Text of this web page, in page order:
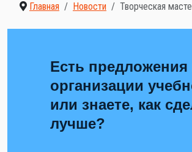
Главная Новости Творческая
Есть предложения
организации
или знаете, как
лучше?